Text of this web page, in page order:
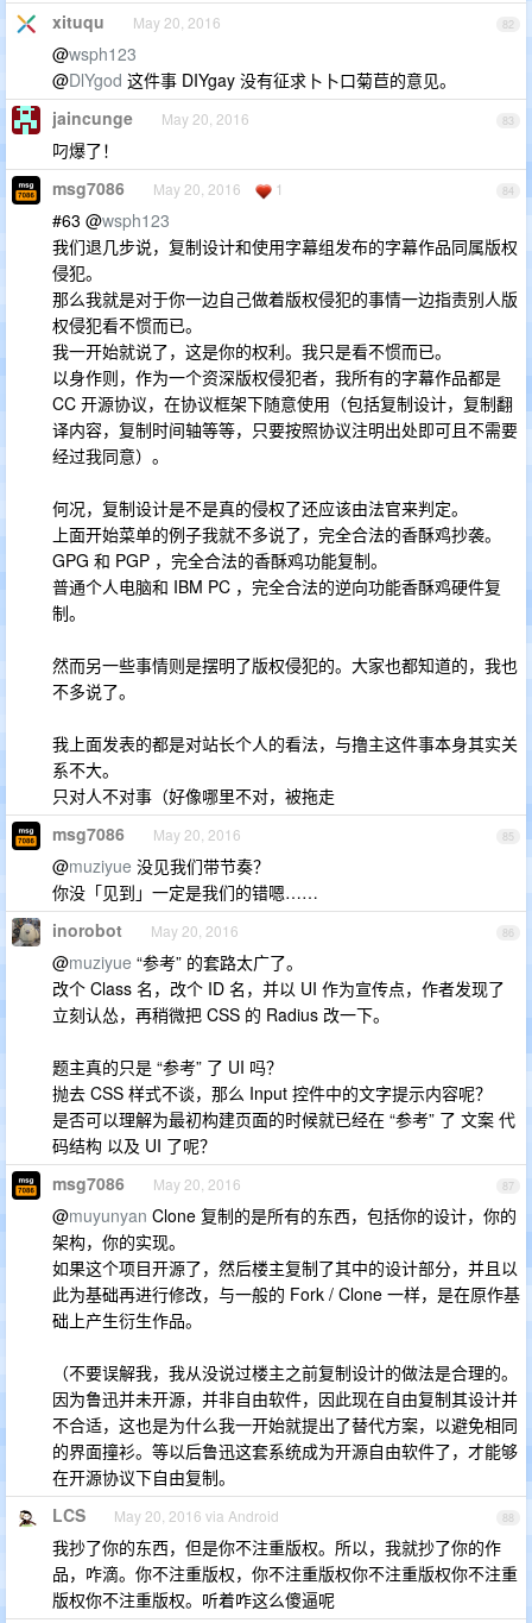
82
xituqu May 20, 2016
@wsph123
@DlYgod 这件事 DIYgay 没有征求卜卜口菊苣的意见。
83
jaincunge May 20, 2016
叼爆了！
84
msg7086 May 20, 2016 1
#63 @wsph123
我们退几步说，复制设计和使用字幕组发布的字幕作品同属版权
侵犯。
那么我就是对于你一边自己做着版权侵犯的事情一边指责别人版
权侵犯看不惯而已。
我一开始就说了，这是你的权利。我只是看不惯而已。
以身作则，作为一个资深版权侵犯者，我所有的字幕作品都是
CC 开源协议，在协议框架下随意使用（包括复制设计，复制翻
译内容，复制时间轴等等，只要按照协议注明出处即可且不需要
经过我同意）。
何况，复制设计是不是真的侵权了还应该由法官来判定。
上面开始菜单的例子我就不多说了，完全合法的香酥鸡抄袭。
GPG 和 PGP ，完全合法的香酥鸡功能复制。
普通个人电脑和 IBM PC ，完全合法的逆向功能香酥鸡硬件复
制。
然而另一些事情则是摆明了版权侵犯的。大家也都知道的，我也
不多说了。
我上面发表的都是对站长个人的看法，与撸主这件事本身其实关
系不大。
只对人不对事（好像哪里不对，被拖走
85
msg7086 May 20, 2016
@muziyue 没见我们带节奏？
你没「见到」一定是我们的错嗯……
86
inorobot May 20, 2016
@muziyue “参考” 的套路太广了。
改个 Class 名，改个 ID 名，并以 UI 作为宣传点，作者发现了
立刻认怂，再稍微把 CSS 的 Radius 改一下。
题主真的只是 “参考” 了 UI 吗？
抛去 CSS 样式不谈，那么 Input 控件中的文字提示内容呢？
是否可以理解为最初构建页面的时候就已经在 “参考” 了 文案 代
码结构 以及 UI 了呢？
87
msg7086 May 20, 2016
@muyunyan Clone 复制的是所有的东西，包括你的设计，你的
架构，你的实现。
如果这个项目开源了，然后楼主复制了其中的设计部分，并且以
此为基础再进行修改，与一般的 Fork / Clone 一样，是在原作基
础上产生衍生作品。
（不要误解我，我从没说过楼主之前复制设计的做法是合理的。
因为鲁迅并未开源，并非自由软件，因此现在自由复制其设计并
不合适，这也是为什么我一开始就提出了替代方案，以避免相同
的界面撞衫。等以后鲁迅这套系统成为开源自由软件了，才能够
在开源协议下自由复制。
88
LCS May 20, 2016 via Android
我抄了你的东西，但是你不注重版权。所以，我就抄了你的作
品，咋滴。你不注重版权，你不注重版权你不注重版权你不注重
版权你不注重版权。听着咋这么傻逼呢